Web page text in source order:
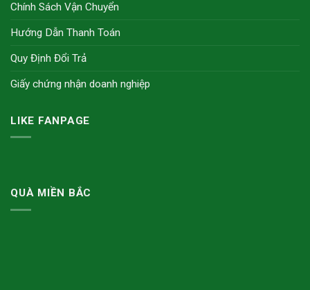
Chính Sách Vận Chuyển
Hướng Dẫn Thanh Toán
Quy Định Đổi Trả
Giấy chứng nhận doanh nghiệp
LIKE FANPAGE
QUÀ MIỀN BẮC